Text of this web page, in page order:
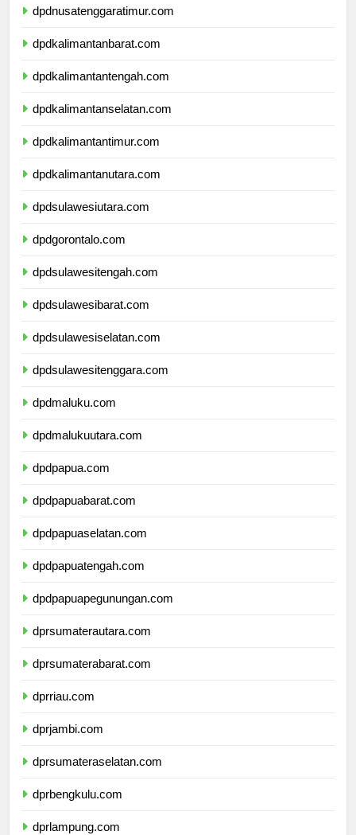
dpdnusatenggaratimur.com
dpdkalimantanbarat.com
dpdkalimantantengah.com
dpdkalimantanselatan.com
dpdkalimantantimur.com
dpdkalimantanutara.com
dpdsulawesiutara.com
dpdgorontalo.com
dpdsulawesitengah.com
dpdsulawesibarat.com
dpdsulawesiselatan.com
dpdsulawesitenggara.com
dpdmaluku.com
dpdmalukuutara.com
dpdpapua.com
dpdpapuabarat.com
dpdpapuaselatan.com
dpdpapuatengah.com
dpdpapuapegunungan.com
dprsumaterautara.com
dprsumaterabarat.com
dprriau.com
dprjambi.com
dprsumateraselatan.com
dprbengkulu.com
dprlampung.com